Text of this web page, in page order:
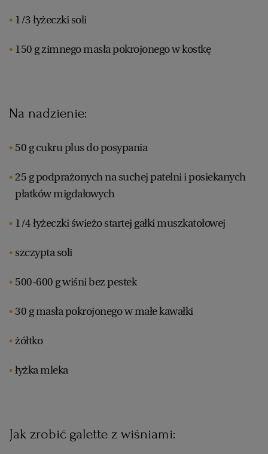
1/3 łyżeczki soli
150 g zimnego masła pokrojonego w kostkę
Na nadzienie:
50 g cukru plus do posypania
25 g podprażonych na suchej patelni i posiekanych
płatków migdałowych
1/4 łyżeczki świeżo startej gałki muszkatołowej
szczypta soli
500-600 g wiśni bez pestek
30 g masła pokrojonego w małe kawałki
żółtko
łyżka mleka
Jak zrobić galette z wiśniami: